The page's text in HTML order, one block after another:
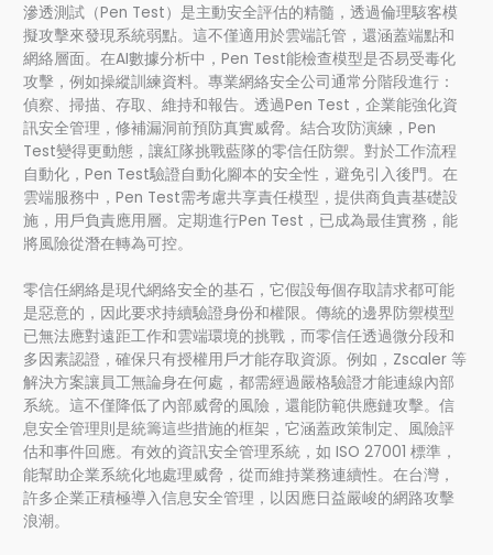
滲透測試（Pen Test）是主動安全評估的精髓，透過倫理駭客模
擬攻擊來發現系統弱點。這不僅適用於雲端託管，還涵蓋端點和
網絡層面。在AI數據分析中，Pen Test能檢查模型是否易受毒化
攻擊，例如操縱訓練資料。專業網絡安全公司通常分階段進行：
偵察、掃描、存取、維持和報告。透過Pen Test，企業能強化資
訊安全管理，修補漏洞前預防真實威脅。結合攻防演練，Pen
Test變得更動態，讓紅隊挑戰藍隊的零信任防禦。對於工作流程
自動化，Pen Test驗證自動化腳本的安全性，避免引入後門。在
雲端服務中，Pen Test需考慮共享責任模型，提供商負責基礎設
施，用戶負責應用層。定期進行Pen Test，已成為最佳實務，能
將風險從潛在轉為可控。
零信任網絡是現代網絡安全的基石，它假設每個存取請求都可能
是惡意的，因此要求持續驗證身份和權限。傳統的邊界防禦模型
已無法應對遠距工作和雲端環境的挑戰，而零信任透過微分段和
多因素認證，確保只有授權用戶才能存取資源。例如，Zscaler 等
解決方案讓員工無論身在何處，都需經過嚴格驗證才能連線內部
系統。這不僅降低了內部威脅的風險，還能防範供應鏈攻擊。信
息安全管理則是統籌這些措施的框架，它涵蓋政策制定、風險評
估和事件回應。有效的資訊安全管理系統，如 ISO 27001 標準，
能幫助企業系統化地處理威脅，從而維持業務連續性。在台灣，
許多企業正積極導入信息安全管理，以因應日益嚴峻的網路攻擊
浪潮。